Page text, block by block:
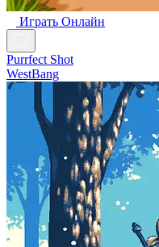
Играть Oнлайн
Purrfect Shot
WestBang